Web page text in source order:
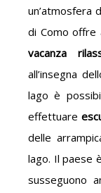
un’atmosfera
di Como offre
vacanza
all’insegna
lago è
effettuare
delle
lago. Il paese
susseguono